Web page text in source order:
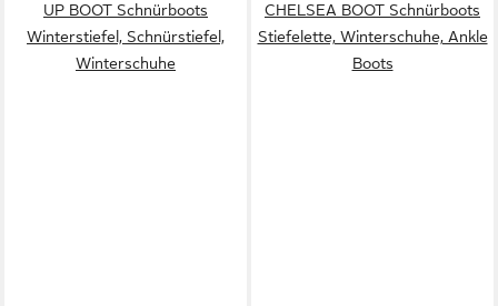
UP BOOT Schnürboots
Winterstiefel, Schnürstiefel,
Winterschuhe
CHELSEA BOOT Schnürboots
Stiefelette, Winterschuhe, Ankle
Boots